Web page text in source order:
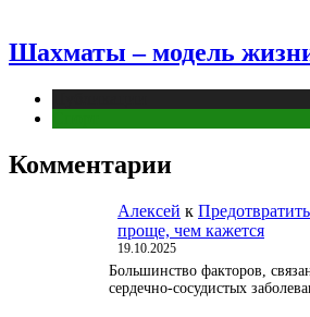
Шахматы – модель
Комментарии
Алексей к
проще, чем кажется
19.10.2025
Большинство факторов,
сердечно-сосудистых